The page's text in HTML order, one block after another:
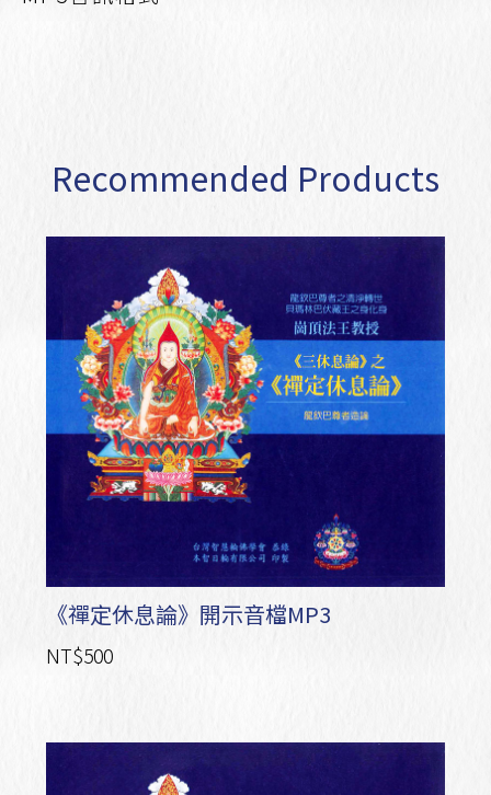
Recommended Products
《禪定休息論》開示音檔MP3
NT$500